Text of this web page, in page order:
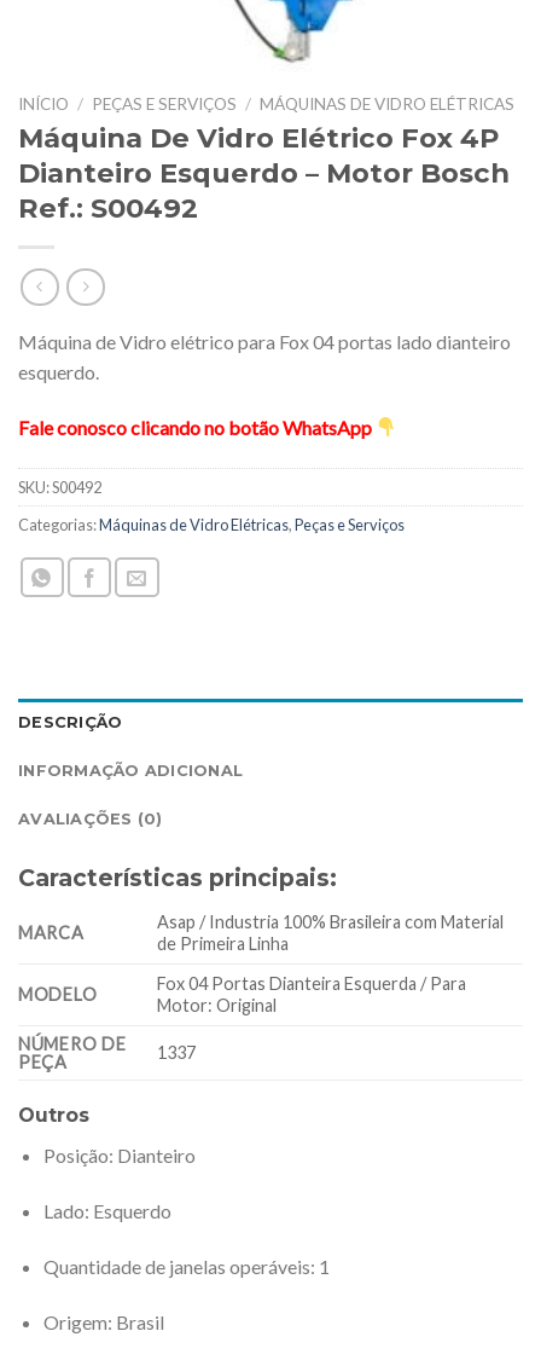
INÍCIO / PEÇAS E SERVIÇOS / MÁQUINAS DE VIDRO ELÉTRICAS
Máquina De Vidro Elétrico Fox 4P
Dianteiro Esquerdo – Motor Bosch
Ref.: S00492
Máquina de Vidro elétrico para Fox 04 portas lado dianteiro
esquerdo.
Fale conosco clicando no botão WhatsApp
SKU:S00492
Categorias:Máquinas de Vidro Elétricas,Peças e Serviços
DESCRIÇÃO
INFORMAÇÃO ADICIONAL
AVALIAÇÕES (0)
Características principais:
MARCA
Asap / Industria 100% Brasileira com Material
de Primeira Linha
MODELO
Fox 04 Portas Dianteira Esquerda / Para
Motor: Original
NÚMERO DE
PEÇA
1337
Outros
Posição: Dianteiro
Lado: Esquerdo
Quantidade de janelas operáveis: 1
Origem: Brasil